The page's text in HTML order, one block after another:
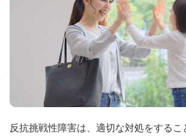
反抗挑戦性障害は、適切な対処をするこ